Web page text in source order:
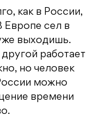
как в России,
Европе сел в
выходишь.
работает
но человек
можно
времени